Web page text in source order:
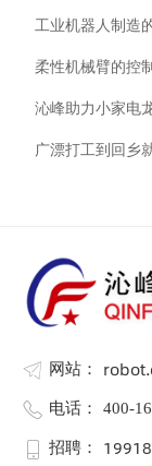
工业机器人制造
柔性机械臂的控
广漂打工到回乡
网站：
电话： 400-
招聘：